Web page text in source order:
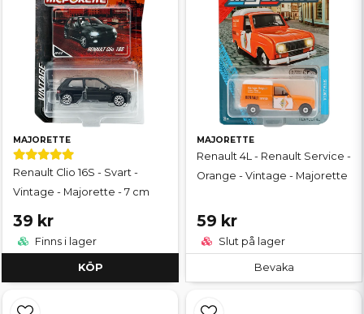
MAJORETTE
Renault Clio 16S - Svart -
Vintage - Majorette - 7 cm
39 kr
Finns i lager
KÖP
MAJORETTE
Renault 4L - Renault Service -
Orange - Vintage - Majorette
59 kr
Slut på lager
Bevaka